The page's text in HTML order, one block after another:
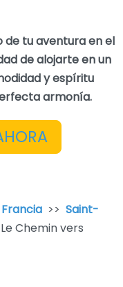
de tu aventura en el
de alojarte en un
y espíritu
armonía.
Francia >> Saint-
Chemin vers